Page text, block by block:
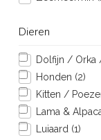
Dieren
Dolfijn / Orka
Honden (2)
Kitten /
Lama &
Luiaard (1)